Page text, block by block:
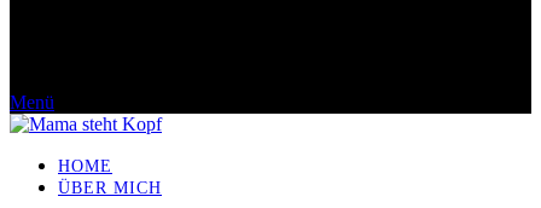
Menü
HOME
ÜBER MICH